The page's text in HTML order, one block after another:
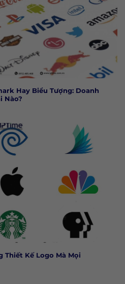
Hay Biểu Tượng: Doanh
Nào?
Thiết Kế Logo Mà Mọi